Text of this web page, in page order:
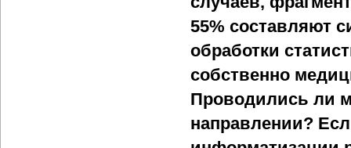
55% составляют
обработки
собственно
Проводились ли
направлении?